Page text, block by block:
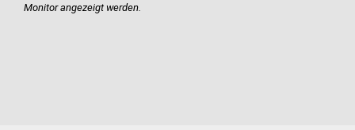
Monitor angezeigt werden.